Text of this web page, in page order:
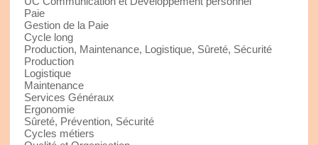
Paie
Gestion de la Paie
Cycle long
Production, Maintenance, Logistique, Sûreté, Sécurité
Production
Logistique
Maintenance
Services Généraux
Ergonomie
Sûreté, Prévention, Sécurité
Cycles métiers